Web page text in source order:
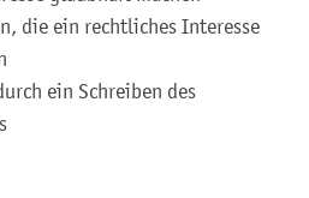
die ein rechtliches Interesse
ein Schreiben des